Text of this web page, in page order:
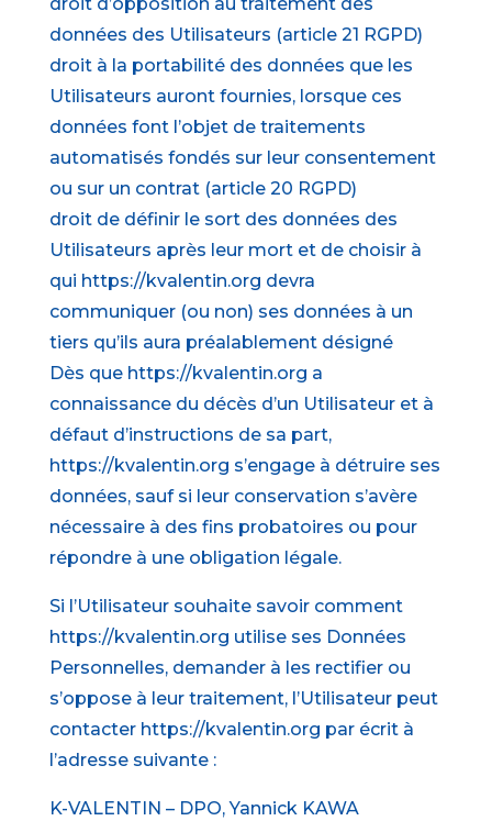
données des Utilisateurs (article 21 RGPD)
droit à la portabilité des données que les
Utilisateurs auront fournies, lorsque ces
données font l’objet de traitements
automatisés fondés sur leur consentement
ou sur un contrat (article 20 RGPD)
droit de définir le sort des données des
Utilisateurs après leur mort et de choisir à
qui https://kvalentin.org devra
communiquer (ou non) ses données à un
tiers qu’ils aura préalablement désigné
Dès que https://kvalentin.org a
connaissance du décès d’un Utilisateur et à
défaut d’instructions de sa part,
https://kvalentin.org s’engage à détruire ses
données, sauf si leur conservation s’avère
nécessaire à des fins probatoires ou pour
répondre à une obligation légale.
Si l’Utilisateur souhaite savoir comment
https://kvalentin.org utilise ses Données
Personnelles, demander à les rectifier ou
s’oppose à leur traitement, l’Utilisateur peut
contacter https://kvalentin.org par écrit à
l’adresse suivante :
K-VALENTIN – DPO, Yannick KAWA